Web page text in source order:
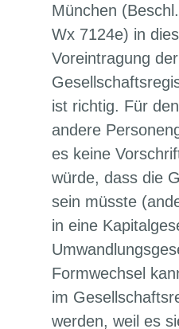
München
Wx 7124e) in
Voreintragung
ist richtig. Für
andere
es keine
würde, dass die
sein müsste
in eine
Formwechsel
im
werden, weil es